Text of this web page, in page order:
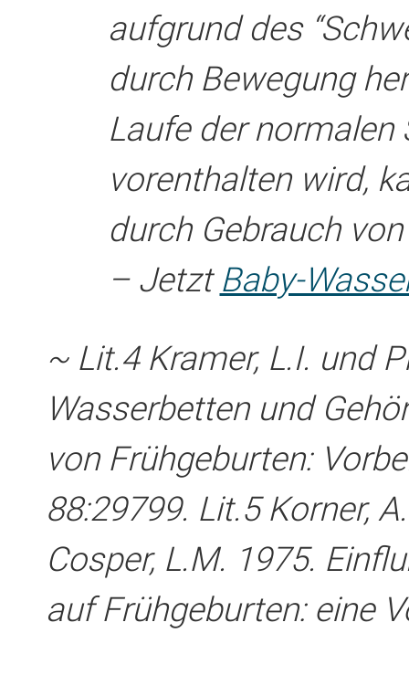
aufgrund des
durch Bewegung
Laufe der
vorenthalten wird,
durch Gebrauch
– Jetzt Baby-
~ Lit.4 Kramer, L.I. und
Wasserbetten und
von Frühgeburten:
88:297­99. Lit.5 Korner,
Cosper, L.M. 1975.
auf Frühgeburten: eine